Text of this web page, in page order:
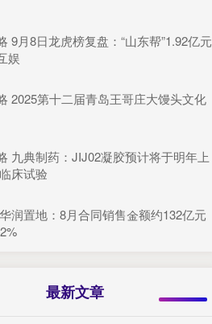
9月8日龙虎榜复盘：“山东帮”1.92亿元
娱
2025第十二届青岛王哥庄大馒头文化
九典制药：JIJ02凝胶预计将于明年上
床试验
润置地：8月合同销售金额约132亿元
最新文章